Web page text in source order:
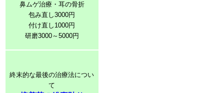
鼻ムゲ治療・耳の骨折
包み直し3000円
付け直し1000円
研磨3000～5000円
終末的な最後の治療法につい
て